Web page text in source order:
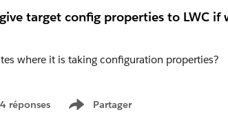
target config properties to LWC if
where it is taking configuration properties?
4 réponses Partager
Show menu